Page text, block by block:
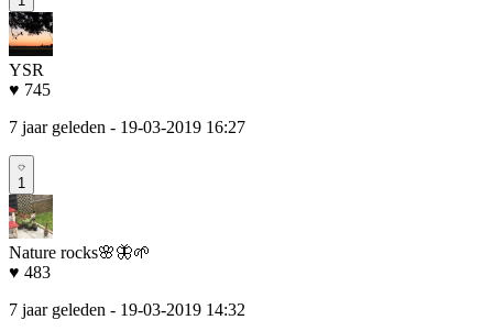
YSR
♥ 745
7 jaar geleden - 19-03-2019 16:27
1
Nature rocks🌸🦋🌱
♥ 483
7 jaar geleden - 19-03-2019 14:32